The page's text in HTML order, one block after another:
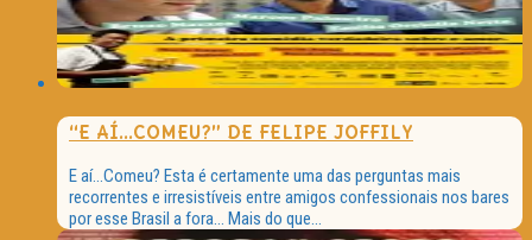
“E AÍ…COMEU?” DE FELIPE JOFFILY
E aí…Comeu? Esta é certamente uma das perguntas mais
recorrentes e irresistíveis entre amigos confessionais nos bares
por esse Brasil a fora… Mais do que...